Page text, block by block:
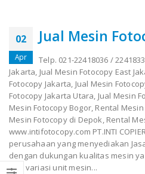
02
Apr
Jual Mesin
Telp. 021-22418036 /
Jakarta, Jual Mesin Fotocopy East
Fotocopy Jakarta, Jual Mesin
Fotocopy Jakarta Utara, Jual Mesin
Mesin Fotocopy Bogor, Rental
Mesin Fotocopy di Depok, Rental
www.intifotocopy.com PT.INTI
perusahaan yang menyediakan
dengan dukungan kualitas mesin
dan variasi unit mesin...